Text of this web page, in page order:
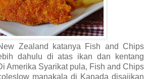
Zealand katanya Fish and Chips
dahulu di atas ikan dan kentang
Amerika Syarikat pula, Fish and Chips
manakala di Kanada disajikan